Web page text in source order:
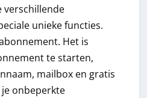
verschillende
unieke functies.
Het is
te starten,
mailbox en gratis
onbeperkte